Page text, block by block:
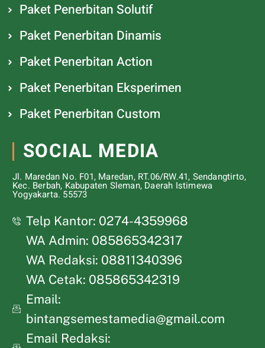
Paket Penerbitan Solutif
Paket Penerbitan Dinamis
Paket Penerbitan Action
Paket Penerbitan Eksperimen
Paket Penerbitan Custom
SOCIAL MEDIA
Jl. Maredan No. F01, Maredan, RT.06/RW.41, Sendangtirto,
Kec. Berbah, Kabupaten Sleman, Daerah Istimewa
Yogyakarta. 55573
Telp Kantor: 0274-4359968
WA Admin: 085865342317
WA Redaksi: 08811340396
WA Cetak: 085865342319
Email:
bintangsemestamedia@gmail.com
Email Redaksi: